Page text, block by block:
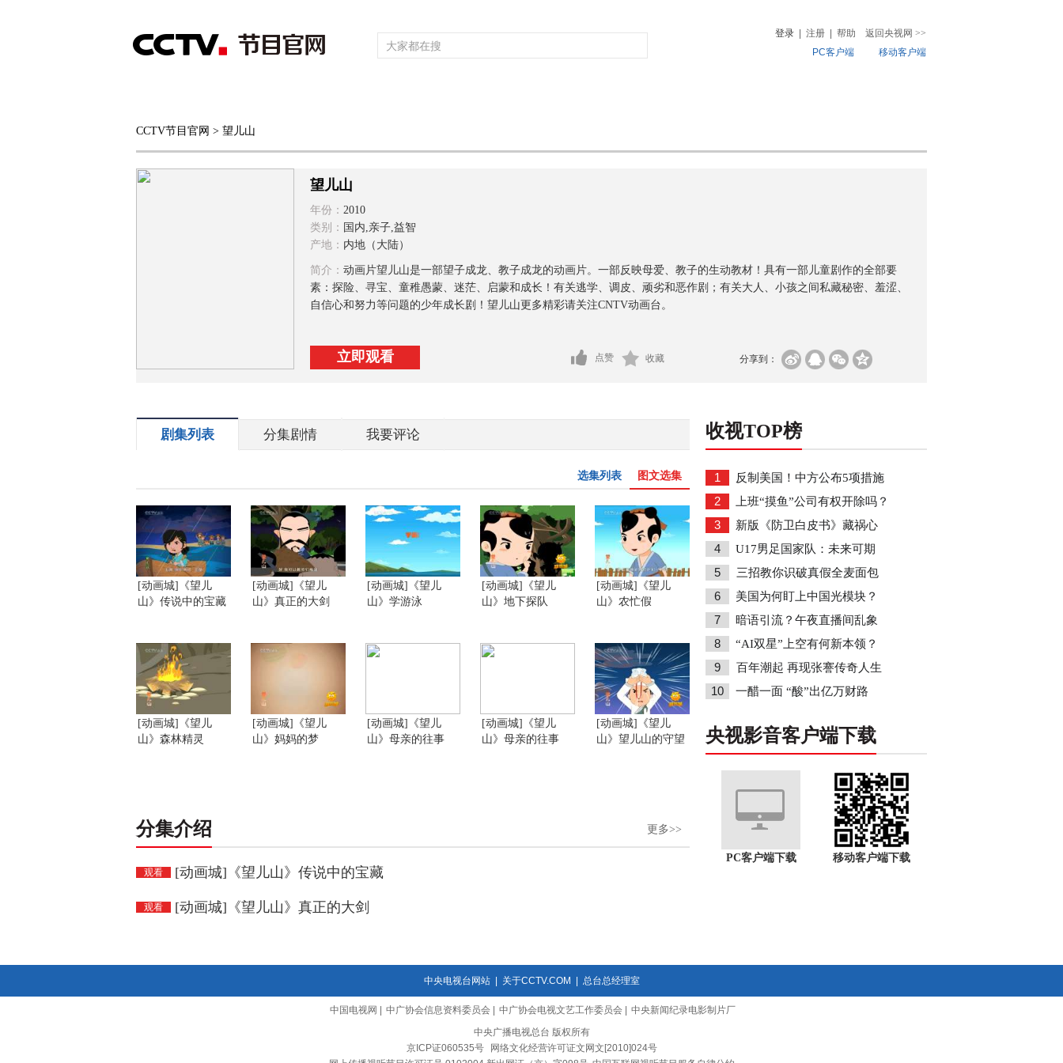
登录 注册 帮助 返回央视网 >>
PC客户端
移动客户端
综合 新闻 财经 综艺
CCTV节目官网 > 望儿山
望儿山
年份： 2010
类别： 国内,亲子,益智
产地： 内地（大陆）
简介： 动画片望儿山是一部望子成龙、教子成龙的动画片。一部反映母爱、教子的生动教材！具有一部儿童剧作的全部要
素：探险、寻宝、童稚愚蒙、迷茫、启蒙和成长！有关逃学、调皮、顽劣和恶作剧；有关大人、小孩之间私藏秘密、羞涩、
自信心和努力等问题的少年成长剧！望儿山更多精彩请关注CNTV动画台。
立即观看 分享到：
点赞 收藏
剧集列表 分集剧情 我要评论
图文选集
选集列表
[动画城]《望儿
山》传说中的宝藏
[动画城]《望儿
山》真正的大剑
[动画城]《望儿
山》学游泳
[动画城]《望儿
山》地下探队
[动画城]《望儿
山》农忙假
[动画城]《望儿
山》森林精灵
[动画城]《望儿
山》妈妈的梦
[动画城]《望儿
山》母亲的往事
[动画城]《望儿
山》母亲的往事
[动画城]《望儿
山》望儿山的守望
分集介绍 更多>>
观看 [动画城]《望儿山》传说中的宝藏
观看 [动画城]《望儿山》真正的大剑
收视TOP榜
1 反制美国！中方公布5项措施
2 上班“摸鱼”公司有权开除吗？
3 新版《防卫白皮书》藏祸心
4 U17男足国家队：未来可期
5 三招教你识破真假全麦面包
6 美国为何盯上中国光模块？
7 暗语引流？午夜直播间乱象
8 “AI双星”上空有何新本领？
9 百年潮起 再现张謇传奇人生
10 一醋一面 “酸”出亿万财路
央视影音客户端下载
PC客户端下载 移动客户端下载
中央电视台网站| 关于CCTV.COM 总台总经理室
中国电视网 中广协会信息资料委员会 中广协会电视文艺工作委员会
中央新闻纪录电影制片厂
中央广播电视总台 版权所有
京ICP证060535号
网络文化经营许可证文网文[2010]024号